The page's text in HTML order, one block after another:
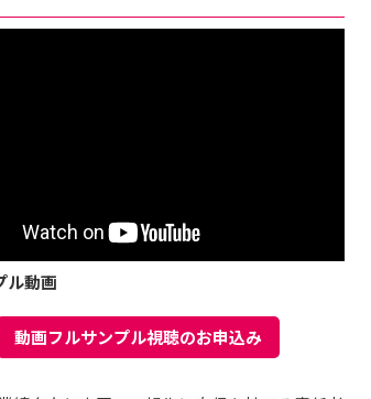
ル動画
動画フルサンプル視聴のお申込み